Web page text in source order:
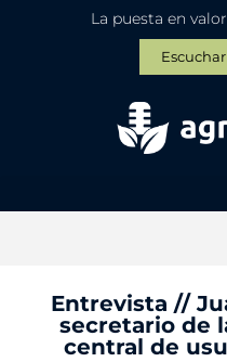
La puesta en
Entrevista //
secretario de
central de